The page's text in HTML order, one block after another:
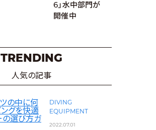
6」水中部門が
開催中
TRENDING
人気の記事
DIVING
EQUIPMENT
2022.07.01